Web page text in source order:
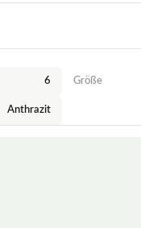
Colors im Vergleich
und wie
herkömmlichen
Oberflächen